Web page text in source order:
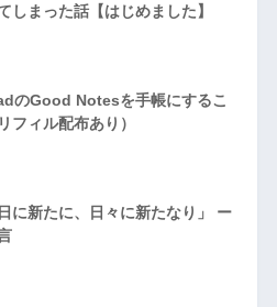
しまった話【はじめました】
のGood Notesを手帳にするこ
フィル配布あり）
に新たに、日々に新たなり」 ー